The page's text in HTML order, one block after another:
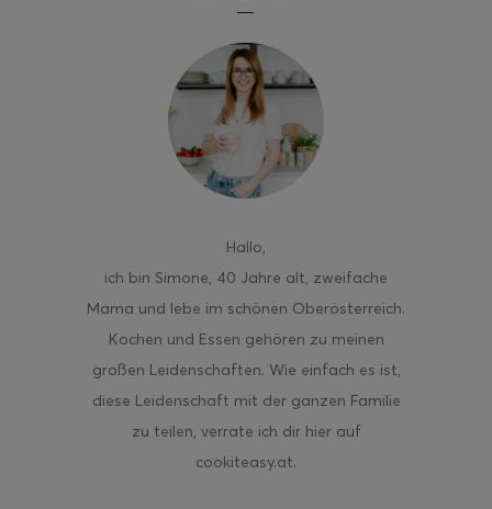
Hallo,
ich bin Simone, 40 Jahre alt, zweifache
Mama und lebe im schönen Oberösterreich.
Kochen und Essen gehören zu meinen
großen Leidenschaften. Wie einfach es ist,
diese Leidenschaft mit der ganzen Familie
zu teilen, verrate ich dir hier auf
cookiteasy.at.